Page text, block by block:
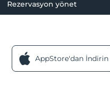
Rezervasyon yönet
AppStore'dan İndirin